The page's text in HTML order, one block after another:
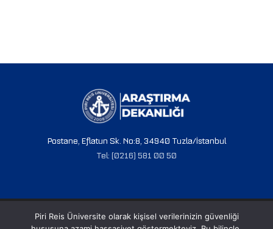
Postane, Eflatun Sk. No:8, 34940 Tuzla/İstanbul
Tel: (0216) 581 00 50
© 2024 PRU. Tüm hakları saklıdır.
Piri Reis Üniversite olarak kişisel verilerinizin güvenliği